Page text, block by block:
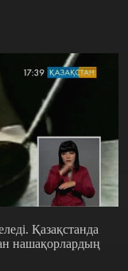
Қазақстанда
нашақорлардың